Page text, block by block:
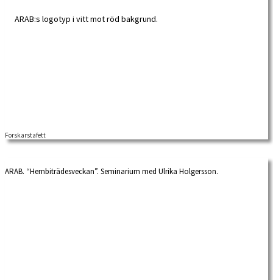
ARAB, Forskarstafett
Forskarstafett
ARAB. “Hembiträdesveckan”. Seminarium med Ulrika Holgersson.